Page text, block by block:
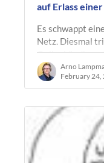
auf Erlass
Es schwappt
Netz. Diesmal
Onlinehändler
Stuttgarter
Arno
February 24,